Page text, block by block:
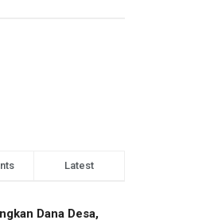
Latest
Dana Desa,